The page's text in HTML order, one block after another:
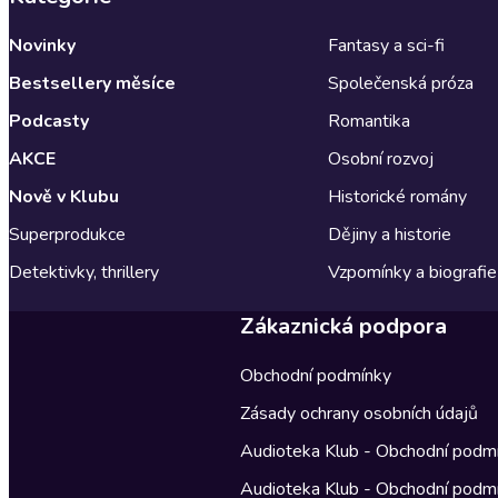
Novinky
Bestsellery měsíce
Podcasty
AKCE
Nově v Klubu
Superprodukce
Detektivky, thrillery
Fantasy a sci-fi
Společenská próza
Romantika
Osobní rozvoj
Historické romány
Dějiny a historie
Vzpomínky a biografie
Zákaznická podpora
Obchodní podmínky
Zásady ochrany osobních údajů
Audioteka Klub - Obchodní
Audioteka Klub - Obchodní